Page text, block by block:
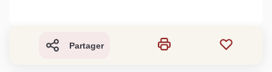
Partager